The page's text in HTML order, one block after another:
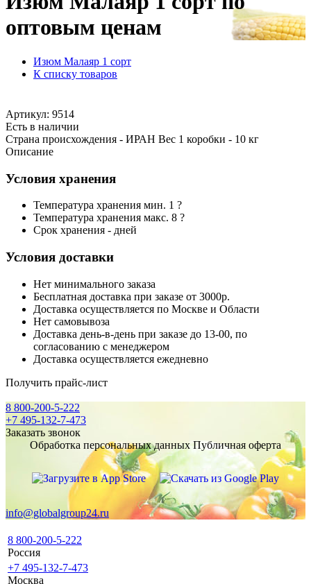
оптовым ценам
Изюм Малаяр 1 сорт
К списку товаров
Артикул: 9514
Есть в наличии
Страна происхождения - ИРАН Вес 1 коробки - 10 кг
Описание
Условия хранения
Температура хранения мин. 1 ?
Температура хранения макс. 8 ?
Срок хранения - дней
Условия доставки
Нет минимального заказа
Бесплатная доставка при заказе от 3000р.
Доставка осуществляется по Москве и Области
Нет самовывоза
Доставка день-в-день при заказе до 13-00, по
согласованию с менеджером
Доставка осуществляется ежедневно
Получить прайс-лист
8 800-200-5-222
+7 495-132-7-473
Заказать звонок
Обработка персональных данных Публичная оферта
info@globalgroup24.ru
8 800-200-5-222
Россия
+7 495-132-7-473
Москва